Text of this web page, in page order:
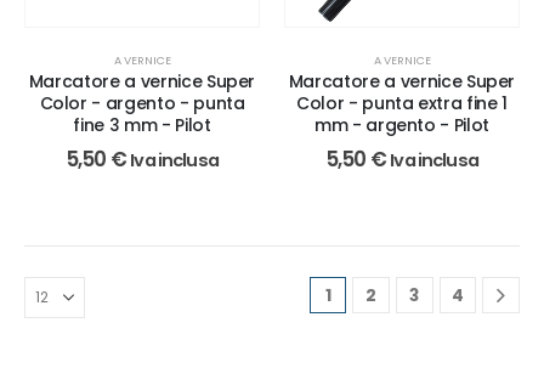
A VERNICE
Marcatore a vernice Super
Color - argento - punta
fine 3 mm - Pilot
5,50 € Iva inclusa
A VERNICE
Marcatore a vernice Super
Color - punta extra fine 1
mm - argento - Pilot
5,50 € Iva inclusa
1 2 3 4